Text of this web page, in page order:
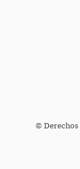
© Derechos